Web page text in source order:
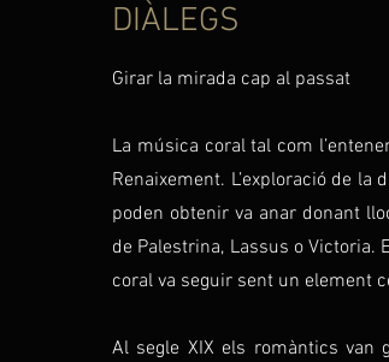
DIÀLEGS
Girar la mirada cap al passat
La música coral tal com
Renaixement. L’exploració de
poden obtenir va anar donant
de Palestrina, Lassus o
coral va seguir sent un element
Al segle XIX els romàntics van